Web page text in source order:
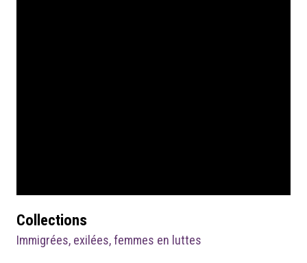
Collections
Immigrées, exilées, femmes en luttes